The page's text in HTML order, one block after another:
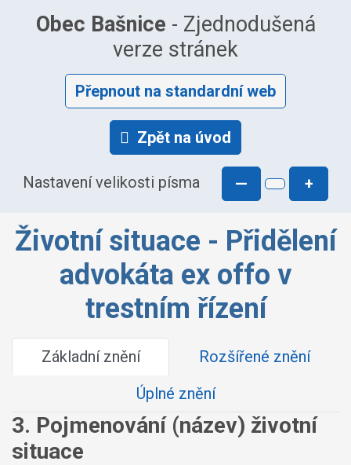
Obec Bašnice - Zjednodušená
verze stránek
Přepnout na standardní web
Zpět na úvod
Nastavení velikosti písma — +
Životní situace - Přidělení
advokáta ex offo v
trestním řízení
Základní znění
Rozšířené znění
Úplné znění
3. Pojmenování (název) životní
situace